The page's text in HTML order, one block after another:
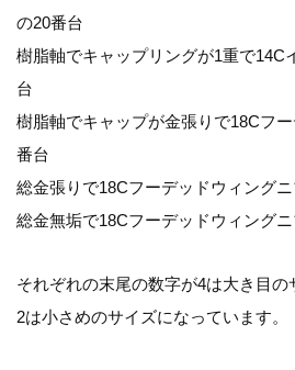
の20番台
樹脂軸でキャップリングが1重で14C
台
樹脂軸でキャップが金張りで18Cフ
番台
総金張りで18Cフーデッドウィング
総金無垢で18Cフーデッドウィング
それぞれの末尾の数字が4は大き目の
2は小さめのサイズになっています。